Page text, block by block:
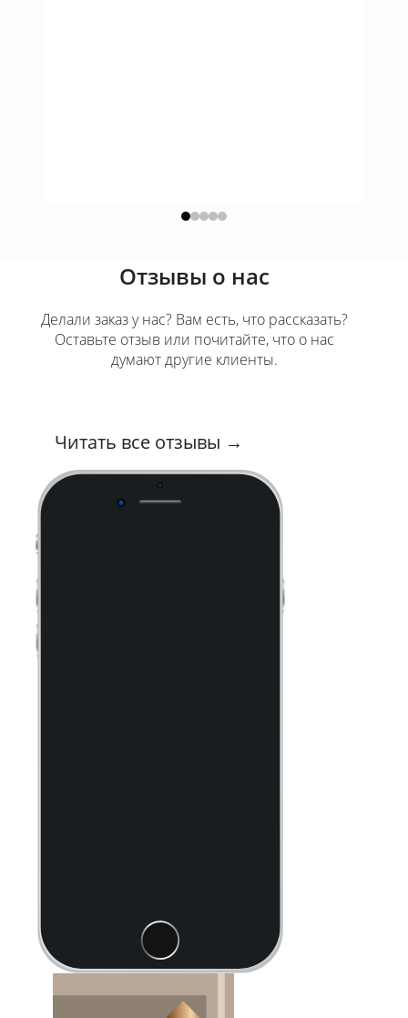
Отзывы о нас
Делали заказ у нас? Вам есть, что рассказать?
Оставьте отзыв или почитайте, что о нас
думают другие клиенты.
Читать все отзывы →